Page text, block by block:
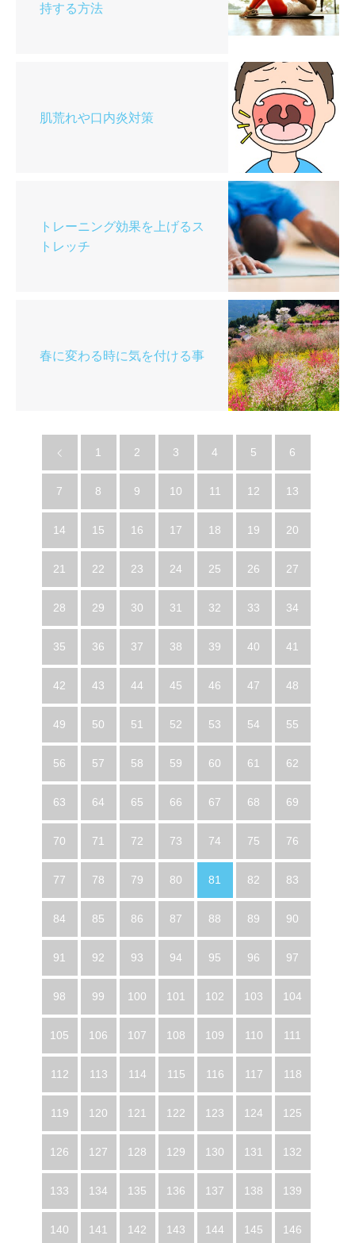
持する方法
肌荒れや口内炎対策
トレーニング効果を上げるス
トレッチ
春に変わる時に気を付ける事
1 2 3 4 5 6
7 8 9 10 11 12 13
14 15 16 17 18 19 20
21 22 23 24 25 26 27
28 29 30 31 32 33 34
35 36 37 38 39 40 41
42 43 44 45 46 47 48
49 50 51 52 53 54 55
56 57 58 59 60 61 62
63 64 65 66 67 68 69
70 71 72 73 74 75 76
77 78 79 80 81 82 83
84 85 86 87 88 89 90
91 92 93 94 95 96 97
98 99 100 101 102 103 104
105 106 107 108 109 110 111
112 113 114 115 116 117 118
119 120 121 122 123 124 125
126 127 128 129 130 131 132
133 134 135 136 137 138 139
140 141 142 143 144 145 146